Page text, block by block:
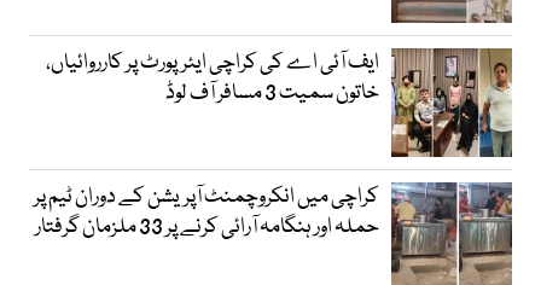
ایف آئی اے کی کراچی ایئرپورٹ پر کارروائیاں،
خاتون سمیت 3 مسافر آف لوڈ
کراچی میں انکروچمنٹ آپریشن کے دوران ٹیم پر
حملہ اور ہنگامہ آرائی کرنے پر 33 ملزمان گرفتار